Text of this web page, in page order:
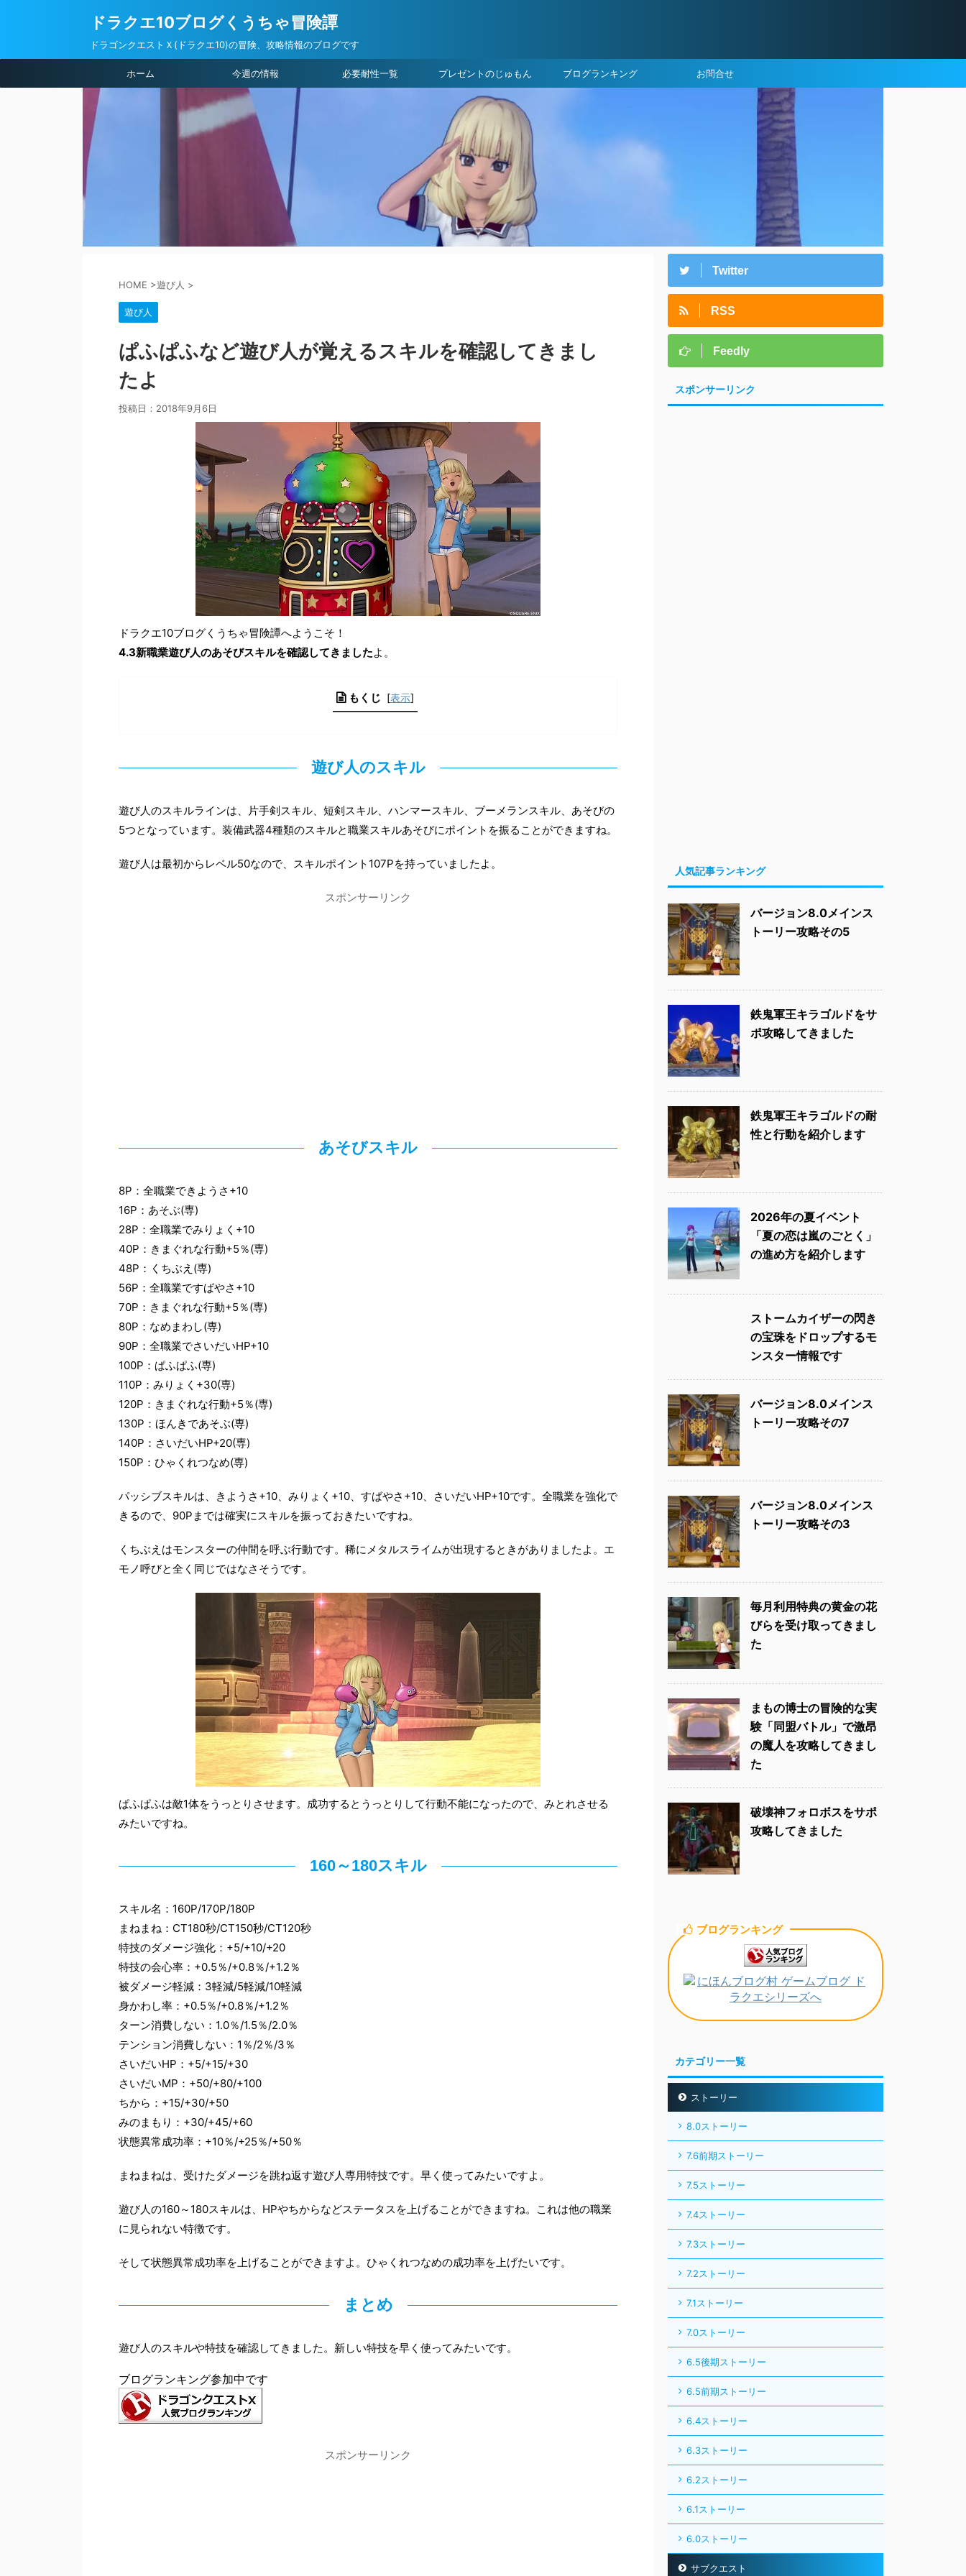
ドラクエ10ブログくうちゃ冒険譚
ドラゴンクエストＸ(ドラクエ10)の冒険、攻略情報のブログです
ホーム 今週の情報 必要耐性一覧 プレゼントのじゅもん ブログランキング お問合せ
HOME >遊び人 >
遊び人
ぱふぱふなど遊び人が覚えるスキルを確認してきまし
たよ
投稿日： 2018年9月6日
ドラクエ10ブログくうちゃ冒険譚へようこそ！
4.3新職業遊び人のあそびスキルを確認してきましたよ。
もくじ [表示]
遊び人のスキル
遊び人のスキルラインは、片手剣スキル、短剣スキル、ハンマースキル、ブーメランスキル、あそびの
5つとなっています。装備武器4種類のスキルと職業スキルあそびにポイントを振ることができますね。
遊び人は最初からレベル50なので、スキルポイント107Pを持っていましたよ。
スポンサーリンク
あそびスキル
8P：全職業できようさ+10
16P：あそぶ(専)
28P：全職業でみりょく+10
40P：きまぐれな行動+5％(専)
48P：くちぶえ(専)
56P：全職業ですばやさ+10
70P：きまぐれな行動+5％(専)
80P：なめまわし(専)
90P：全職業でさいだいHP+10
100P：ぱふぱふ(専)
110P：みりょく+30(専)
120P：きまぐれな行動+5％(専)
130P：ほんきであそぶ(専)
140P：さいだいHP+20(専)
150P：ひゃくれつなめ(専)
パッシブスキルは、きようさ+10、みりょく+10、すばやさ+10、さいだいHP+10です。全職業を強化で
きるので、90Pまでは確実にスキルを振っておきたいですね。
くちぶえはモンスターの仲間を呼ぶ行動です。稀にメタルスライムが出現するときがありましたよ。エ
モノ呼びと全く同じではなさそうです。
ぱふぱふは敵1体をうっとりさせます。成功するとうっとりして行動不能になったので、みとれさせる
みたいですね。
160～180スキル
スキル名：160P/170P/180P
まねまね：CT180秒/CT150秒/CT120秒
特技のダメージ強化：+5/+10/+20
特技の会心率：+0.5％/+0.8％/+1.2％
被ダメージ軽減：3軽減/5軽減/10軽減
身かわし率：+0.5％/+0.8％/+1.2％
ターン消費しない：1.0％/1.5％/2.0％
テンション消費しない：1％/2％/3％
さいだいHP：+5/+15/+30
さいだいMP：+50/+80/+100
ちから：+15/+30/+50
みのまもり：+30/+45/+60
状態異常成功率：+10％/+25％/+50％
まねまねは、受けたダメージを跳ね返す遊び人専用特技です。早く使ってみたいですよ。
遊び人の160～180スキルは、HPやちからなどステータスを上げることができますね。これは他の職業
に見られない特徴です。
そして状態異常成功率を上げることができますよ。ひゃくれつなめの成功率を上げたいです。
まとめ
遊び人のスキルや特技を確認してきました。新しい特技を早く使ってみたいです。
ブログランキング参加中です
スポンサーリンク
Twitter
RSS
Feedly
スポンサーリンク
人気記事ランキング
バージョン8.0メインス
トーリー攻略その5
鉄鬼軍王キラゴルドをサ
ポ攻略してきました
鉄鬼軍王キラゴルドの耐
性と行動を紹介します
2026年の夏イベント
「夏の恋は嵐のごとく」
の進め方を紹介します
ストームカイザーの閃き
の宝珠をドロップするモ
ンスター情報です
バージョン8.0メインス
トーリー攻略その7
バージョン8.0メインス
トーリー攻略その3
毎月利用特典の黄金の花
びらを受け取ってきまし
た
まもの博士の冒険的な実
験「同盟バトル」で激昂
の魔人を攻略してきまし
た
破壊神フォロボスをサポ
攻略してきました
ブログランキング
カテゴリー一覧
ストーリー
8.0ストーリー
7.6前期ストーリー
7.5ストーリー
7.4ストーリー
7.3ストーリー
7.2ストーリー
7.1ストーリー
7.0ストーリー
6.5後期ストーリー
6.5前期ストーリー
6.4ストーリー
6.3ストーリー
6.2ストーリー
6.1ストーリー
6.0ストーリー
サブクエスト